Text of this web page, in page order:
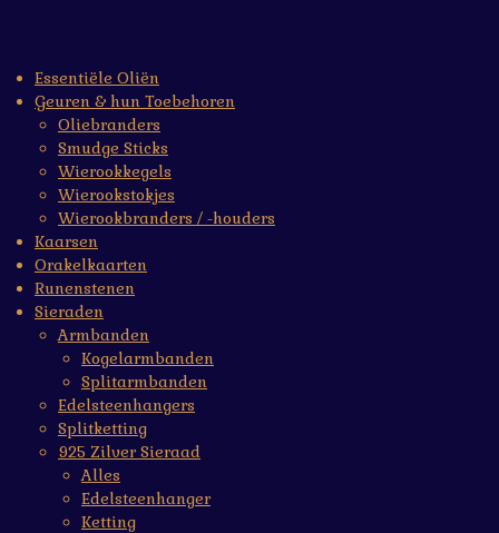
Essentiële Oliën
Geuren & hun Toebehoren
Oliebranders
Smudge Sticks
Wierookkegels
Wierookstokjes
Wierookbranders / -houders
Kaarsen
Orakelkaarten
Runenstenen
Sieraden
Armbanden
Kogelarmbanden
Splitarmbanden
Edelsteenhangers
Splitketting
925 Zilver Sieraad
Alles
Edelsteenhanger
Ketting